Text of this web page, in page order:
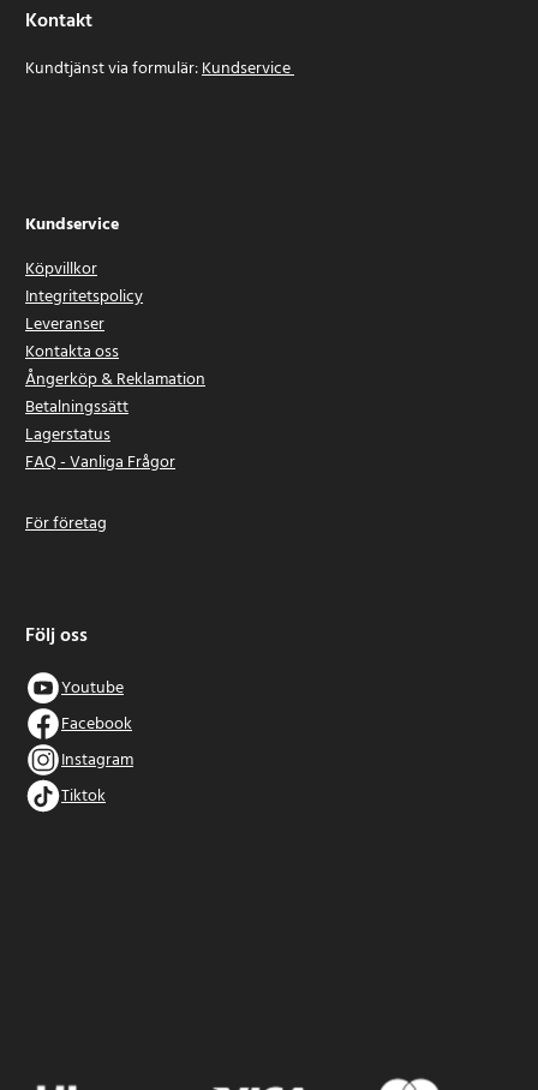
Kontakt
Kundtjänst via formulär:Kundservice
Kundservice
Köpvillkor
Integritetspolicy
Leveranser
Kontakta oss
Ångerköp & Reklamation
Betalningssätt
Lagerstatus
FAQ - Vanliga Frågor
För företag
Följ oss
Youtube
Facebook
Instagram
Tiktok